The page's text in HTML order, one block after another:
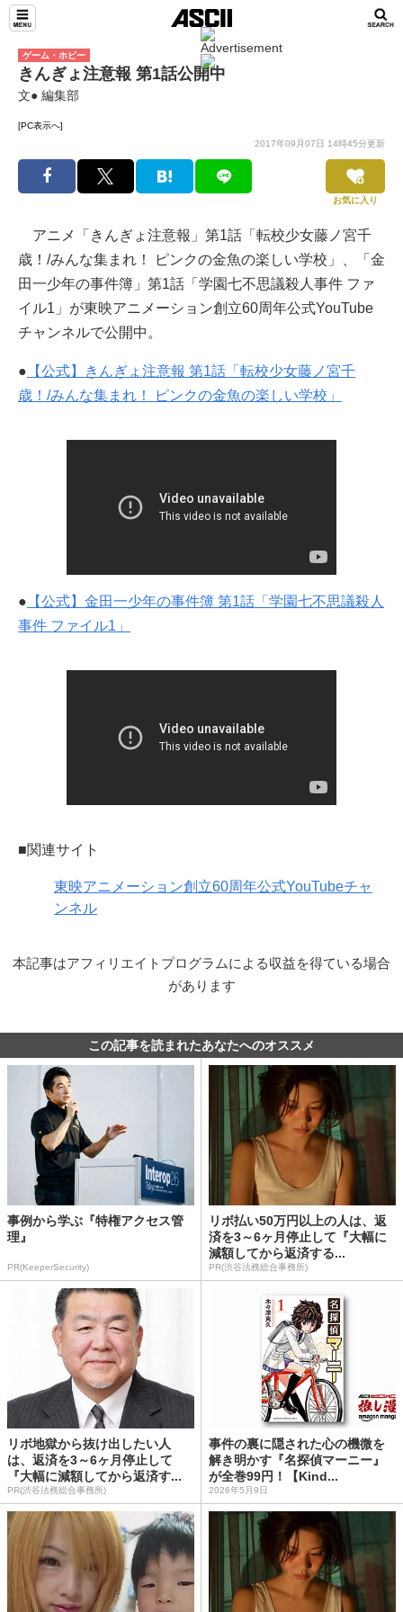
ゲーム・ホビー
きんぎょ注意報 第1話公開中
文● 編集部
[PC表示へ]
2017年09月07日 14時45分更新
お気に入り
アニメ「きんぎょ注意報」第1話「転校少女藤ノ宮千
歳！/みんな集まれ！ ピンクの金魚の楽しい学校」、「金
田一少年の事件簿」第1話「学園七不思議殺人事件 ファ
イル1」が東映アニメーション創立60周年公式YouTube
チャンネルで公開中。
● 【公式】きんぎょ注意報 第1話「転校少女藤ノ宮千
歳！/みんな集まれ！ ピンクの金魚の楽しい学校」
● 【公式】金田一少年の事件簿 第1話「学園七不思議殺人
事件 ファイル1」
■関連サイト
東映アニメーション創立60周年公式YouTubeチャ
ンネル
本記事はアフィリエイトプログラムによる収益を得ている場合
があります
この記事を読まれたあなたへのオススメ
事例から学ぶ『特権アクセス管
理』
PR(KeeperSecurity)
リボ払い50万円以上の人は、返
済を3～6ヶ月停止して『大幅に
減額してから返済する...
PR(渋谷法務総合事務所)
リボ地獄から抜け出したい人
は、返済を3～6ヶ月停止して
『大幅に減額してから返済す...
PR(渋谷法務総合事務所)
事件の裏に隠された心の機微を
解き明かす『名探偵マーニー』
が全巻99円！【Kind...
2026年5月9日